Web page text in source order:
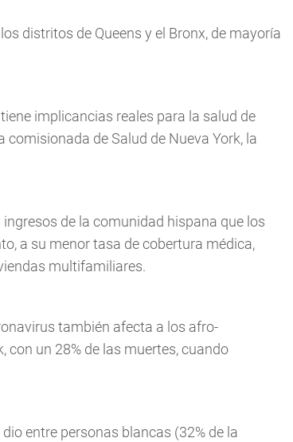
distritos de Queens y el Bronx, de mayoría
implicancias reales para la salud de
de Salud de Nueva York, la
de la comunidad hispana que los
a su menor tasa de cobertura médica,
multifamiliares.
también afecta a los afro-
con un 28% de las muertes, cuando
entre personas blancas (32% de la